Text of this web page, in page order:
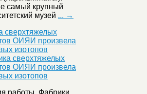
самый крупный
музей ... →
сверхтяжелых
ОИЯИ произвела
изотопов